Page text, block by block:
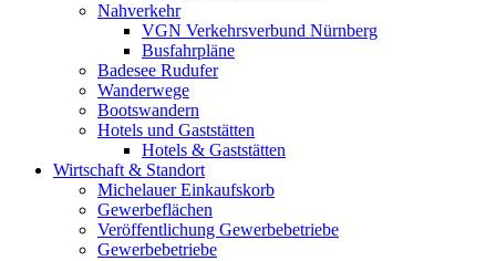
Nahverkehr
VGN Verkehrsverbund Nürnberg
Busfahrpläne
Badesee Rudufer
Wanderwege
Bootswandern
Hotels und Gaststätten
Hotels & Gaststätten
Wirtschaft & Standort
Michelauer Einkaufskorb
Gewerbeflächen
Veröffentlichung Gewerbebetriebe
Gewerbebetriebe